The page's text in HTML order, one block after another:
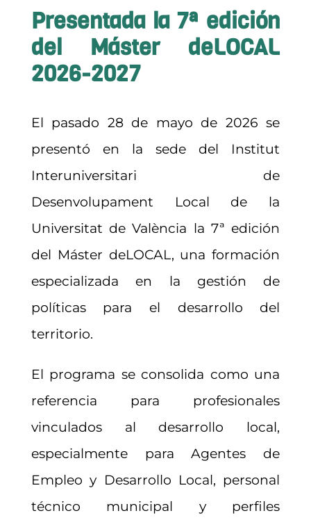
Contacto
Asóciate
Presentada la 7ª edición
del Máster deLOCAL
2026-2027
El pasado 28 de mayo de 2026 se
presentó en la sede del Institut
Interuniversitari de
Desenvolupament Local de la
Universitat de València la 7ª edición
del Máster deLOCAL, una formación
especializada en la gestión de
políticas para el desarrollo del
territorio.
El programa se consolida como una
referencia para profesionales
vinculados al desarrollo local,
especialmente para Agentes de
Empleo y Desarrollo Local, personal
técnico municipal y perfiles